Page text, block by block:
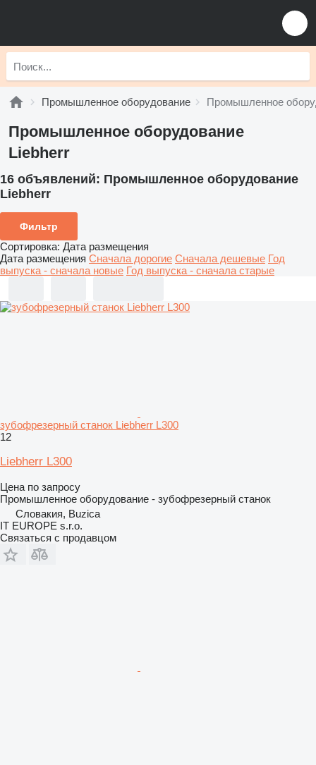
Промышленное оборудование Промышленное
Промышленное оборудование
Liebherr
16 объявлений: Промышленное оборудование
Liebherr
Фильтр
Сортировка: Дата размещения
Дата размещения Сначала дорогие Сначала дешевые Год
выпуска - сначала новые Год выпуска - сначала старые
зубофрезерный станок Liebherr L300
12
Liebherr L300
Цена по запросу
Промышленное оборудование - зубофрезерный станок
Словакия, Buzica
IT EUROPE s.r.o.
Связаться с продавцом